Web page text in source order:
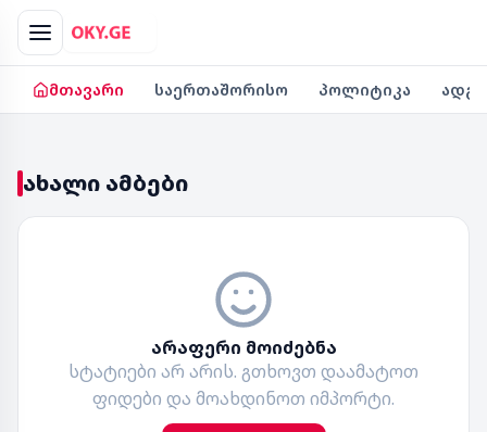
მთავარი საერთაშორისო პოლიტიკა
ახალი ამბები
არაფერი მოიძებნა
სტატიები არ არის. გთხოვთ დაამატოთ
ფიდები და მოახდინოთ იმპორტი.